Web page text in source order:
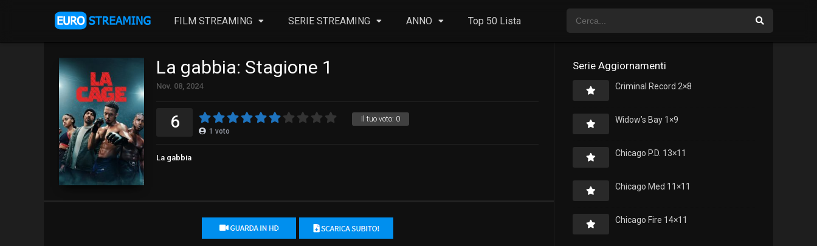
FILM STREAMING SERIE STREAMING ANNO Top 50 Lista
La gabbia: Stagione 1
Nov. 08, 2024
Il tuo voto: 0
6 1 voto
La gabbia
Serie Aggiornamenti
Criminal Record 2×8
Widow’s Bay 1×9
Chicago P.D. 13×11
Chicago Med 11×11
Chicago Fire 14×11